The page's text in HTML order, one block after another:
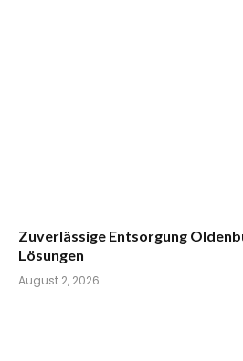
Zuverlässige Entsorgung
Lösungen
August 2, 2026